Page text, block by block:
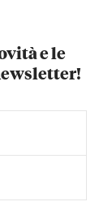
e le